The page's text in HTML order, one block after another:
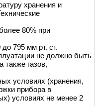
хранения и
80% при
795 мм рт. ст.
не должно быть
также газов,
условиях (хранения,
прибора в
условиях не менее 2